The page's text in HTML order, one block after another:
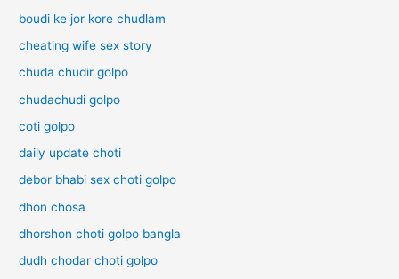
boudi ke jor kore chudlam
cheating wife sex story
chuda chudir golpo
chudachudi golpo
coti golpo
daily update choti
debor bhabi sex choti golpo
dhon chosa
dhorshon choti golpo bangla
dudh chodar choti golpo